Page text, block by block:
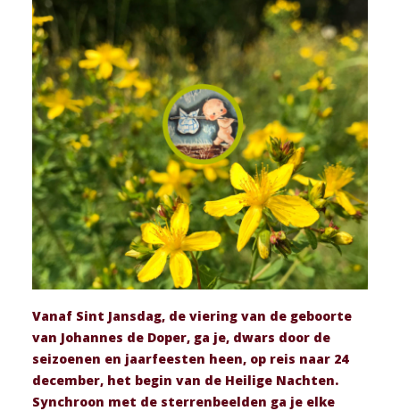
Vanaf Sint Jansdag, de viering van de geboorte
van Johannes de Doper, ga je, dwars door de
seizoenen en jaarfeesten heen, op reis naar 24
december, het begin van de Heilige Nachten.
Synchroon met de sterrenbeelden ga je elke